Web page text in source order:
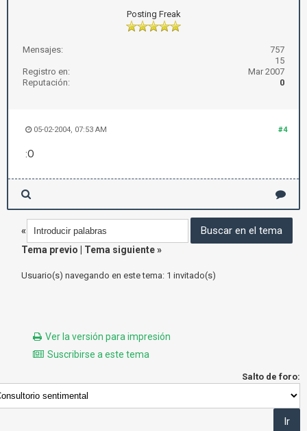
Posting Freak
Mensajes:
757
15
Registro en:
Mar 2007
Reputación:
0
#4
05-02-2004, 07:53 AM
:O
«
Tema previo
Tema siguiente»
Usuario(s) navegando en este tema: 1 invitado(s)
Ver la versión para impresión
Suscribirse a este tema
Salto de foro: